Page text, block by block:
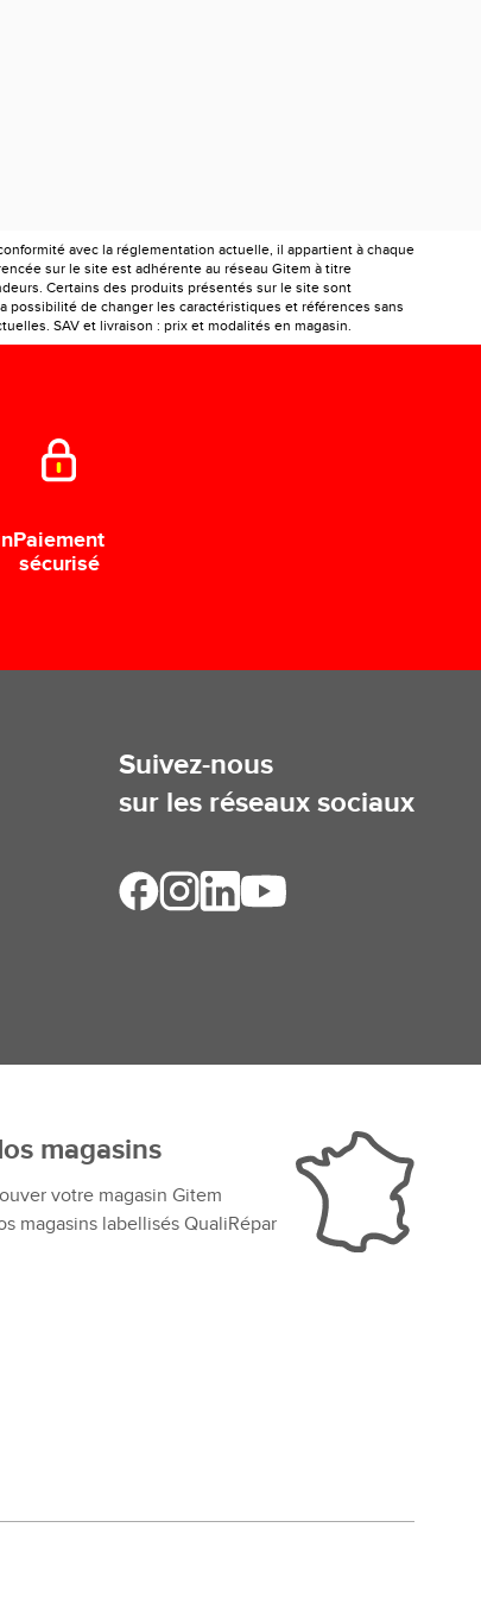
avec la réglementation actuelle, il appartient à chaque
sur le site est adhérente au réseau Gitem à titre
Certains des produits présentés sur le site sont
possibilité de changer les caractéristiques et références sans
SAV et livraison : prix et modalités en magasin.
Paiement
sécurisé
Suivez-nous
sur les réseaux sociaux
magasins
votre magasin Gitem
magasins labellisés QualiRépar